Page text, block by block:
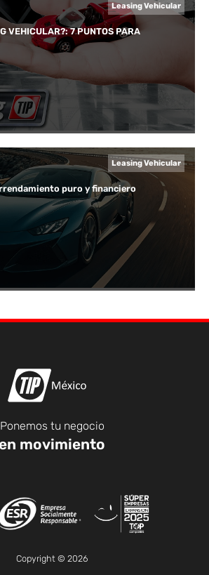
Leasing Vehicular
VEHICULAR?: 7 PUNTOS PARA
Leasing Vehicular
puro y financiero
Ponemos tu negocio
movimiento
Copyright © 2026